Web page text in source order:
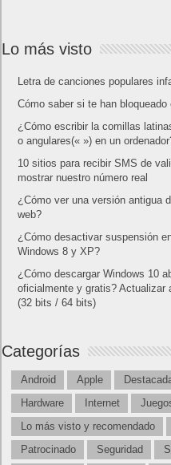
Lo más visto
Letra de canciones populares
Cómo saber si te han bloqueado
¿Cómo escribir la comillas
o angulares(« ») en un
10 sitios para recibir SMS de
mostrar nuestro número real
¿Cómo ver una versión antigua
web?
¿Cómo desactivar suspensión
Windows 8 y XP?
¿Cómo descargar Windows 10
oficialmente y gratis? Actualizar
(32 bits / 64 bits)
Categorías
Android Apple
Hardware
Internet
Lo más visto y recomendado
Patrocinado
Seguridad